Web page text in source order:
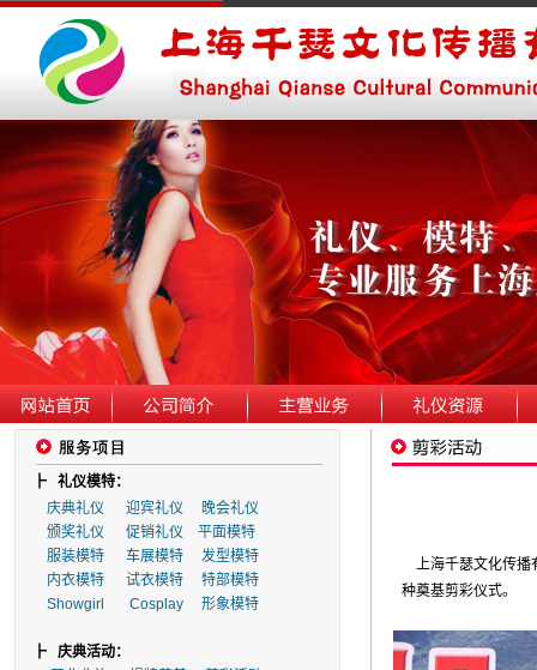
┣ 礼仪模特：
庆典礼仪
迎宾礼仪
晚会礼仪
颁奖礼仪
促销礼仪
平面模特
服装模特
车展模特
发型模特
内衣模特
试衣模特
特部模特
Showgirl
Cosplay 形象模特
┣ 庆典活动：
上海千瑟文化传播
种奠基剪彩仪式。